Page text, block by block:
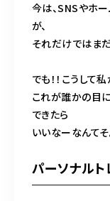
今は、SNSやホ
が、
それだけではまだ
でも！！こうして
これが誰かの目
できたら
いいなーなんて
パーソナル